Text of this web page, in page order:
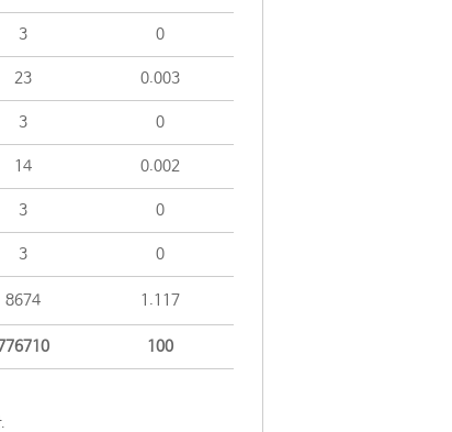
3 0
23 0.003
3 0
14 0.002
3 0
3 0
8674 1.117
100